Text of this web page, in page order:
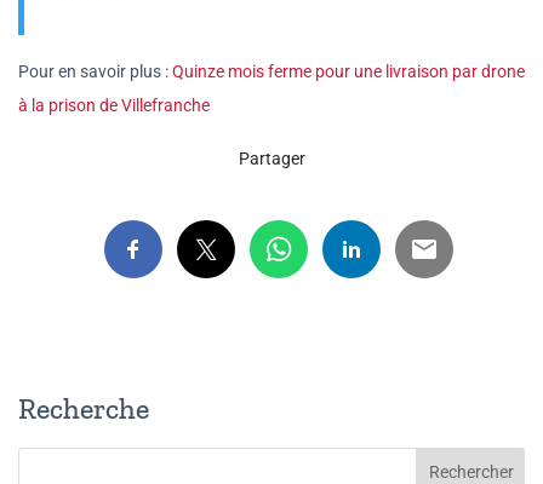
Pour en savoir plus :Quinze mois ferme pour une livraison par drone
à la prison de Villefranche
Partager
Recherche